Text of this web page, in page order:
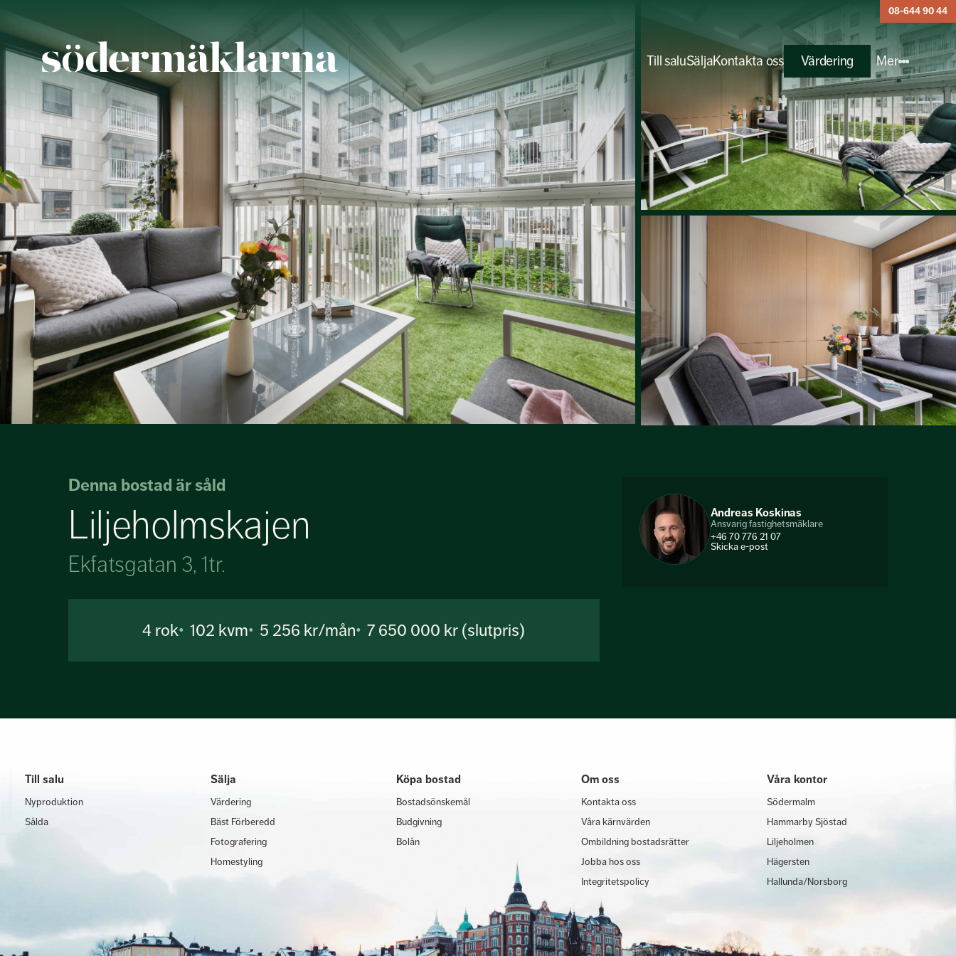
Till saluSäljaKontakta oss Värdering Mer
08-644 90 44
Denna bostad är såld
Ekfatsgatan 3, 1tr.
Liljeholmskajen
4 rok 102 kvm 5 256 kr/mån 7 650 000 kr (slutpris)
Andreas Koskinas
Ansvarig fastighetsmäklare
+46 70 776 21 07
Skicka e-post
Till salu
Nyproduktion
Sålda
Sälja
Värdering
Bäst Förberedd
Fotografering
Homestyling
Köpa bostad
Bostadsönskemål
Budgivning
Bolån
Om oss
Kontakta oss
Våra kärnvärden
Ombildning bostadsrätter
Jobba hos oss
Integritetspolicy
Våra kontor
Södermalm
Hammarby Sjöstad
Liljeholmen
Hägersten
Hallunda/Norsborg